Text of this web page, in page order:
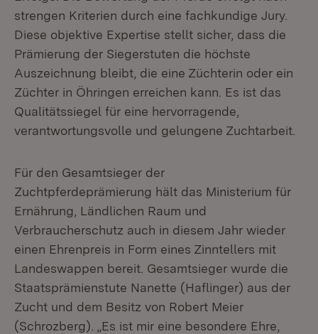
strengen Kriterien durch eine fachkundige Jury.
Diese objektive Expertise stellt sicher, dass die
Prämierung der Siegerstuten die höchste
Auszeichnung bleibt, die eine Züchterin oder ein
Züchter in Öhringen erreichen kann. Es ist das
Qualitätssiegel für eine hervorragende,
verantwortungsvolle und gelungene Zuchtarbeit.
Für den Gesamtsieger der
Zuchtpferdeprämierung hält das Ministerium für
Ernährung, Ländlichen Raum und
Verbraucherschutz auch in diesem Jahr wieder
einen Ehrenpreis in Form eines Zinntellers mit
Landeswappen bereit. Gesamtsieger wurde die
Staatsprämienstute Nanette (Haflinger) aus der
Zucht und dem Besitz von Robert Meier
(Schrozberg). „Es ist mir eine besondere Ehre,